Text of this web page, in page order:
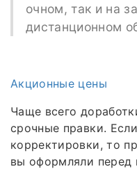
очном, так и на
дистанционном
Акционные цены
Чаще всего
срочные правки.
корректировки, то
вы оформляли перед